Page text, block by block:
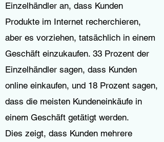
Einzelhändler an, dass Kunden
Produkte im Internet recherchieren,
aber es vorziehen, tatsächlich in einem
Geschäft einzukaufen. 33 Prozent der
Einzelhändler sagen, dass Kunden
online einkaufen, und 18 Prozent sagen,
dass die meisten Kundeneinkäufe in
einem Geschäft getätigt werden.
Dies zeigt, dass Kunden mehrere